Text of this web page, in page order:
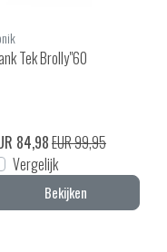
Tek Brolly"60
84,98EUR 99,95
Vergelijk
Bekijken